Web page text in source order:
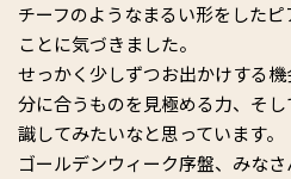
チーフのようなまるい形をした
ことに気づきました。
せっかく少しずつお出かけする
分に合うものを見極める力、そ
識してみたいなと思っています。
ゴールデンウィーク序盤、みな